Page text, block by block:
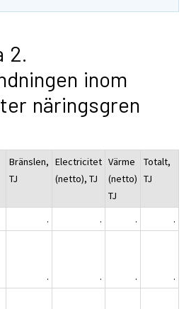
2.
inom
näringsgren
Bränslen,
TJ
Electricitet
(netto), TJ
Värme
(netto)
TJ
Totalt,
TJ
. . .
.
. . .
.